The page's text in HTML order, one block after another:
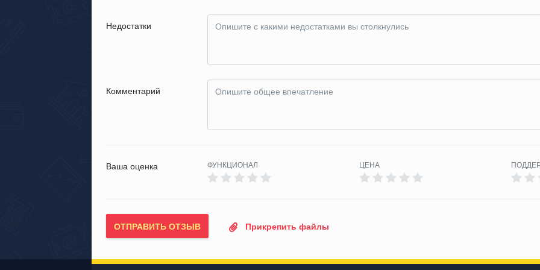
Недостатки
Комментарий
Ваша оценка ФУНКЦИОНАЛ ЦЕНА
ОТПРАВИТЬ ОТЗЫВ Прикрепить файлы